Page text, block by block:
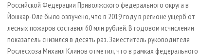
ПРОИЗВОДСТВО МЕБЕЛИ
БИОЭНЕРГЕТИКА
ЦБП
ПРИОРИТЕТНЫЕ ИНВЕСТПРОЕКТЫ
RUSSIAN FORESTRY REVIEW
ГАЗЕТА ЛЕСПРОМФОРУМ
Российской Федерации Приволжского федерального округа в
Йошкар-Оле было озвучено, что в 2019 году в регионе ущерб от
лесных пожаров составил 60 млн рублей. В годовом исчислении
показатель снизился в десять раз. Заместитель руководителя
Рослесхоза Михаил Клинов отметил, что в рамках федерального